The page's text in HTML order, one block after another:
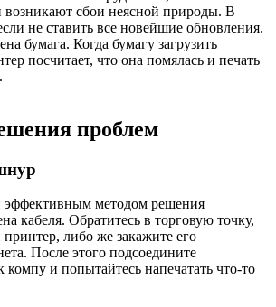
возникают сбои неясной природы. В
не ставить все новейшие обновления.
бумага. Когда бумагу загрузить
посчитает, что она помялась и печать
проблем
методом решения
кабеля. Обратитесь в торговую точку,
либо же закажите его
После этого подсоедините
компу и попытайтесь напечатать что-то